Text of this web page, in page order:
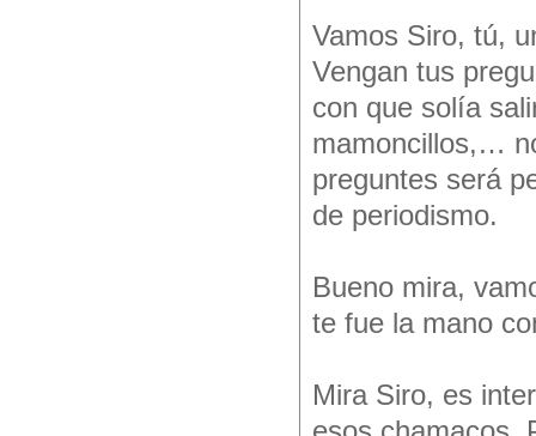
Vamos Siro, tú,
Vengan tus
con que solía
mamoncillos,…
preguntes será
de periodismo.
Bueno mira,
te fue la mano
Mira Siro, es